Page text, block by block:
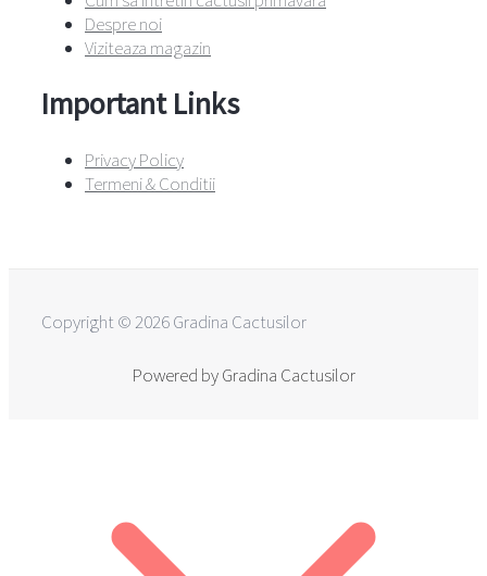
Despre noi
Viziteaza magazin
Important Links
Privacy Policy
Termeni & Conditii
Copyright © 2026 Gradina Cactusilor
Powered by Gradina Cactusilor